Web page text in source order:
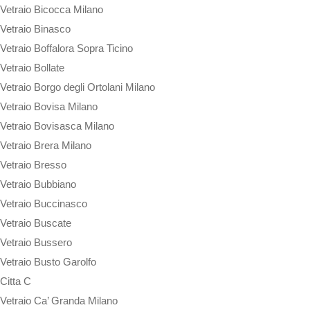
Vetraio Bicocca Milano
Vetraio Binasco
Vetraio Boffalora Sopra Ticino
Vetraio Bollate
Vetraio Borgo degli Ortolani Milano
Vetraio Bovisa Milano
Vetraio Bovisasca Milano
Vetraio Brera Milano
Vetraio Bresso
Vetraio Bubbiano
Vetraio Buccinasco
Vetraio Buscate
Vetraio Bussero
Vetraio Busto Garolfo
Citta C
Vetraio Ca’ Granda Milano